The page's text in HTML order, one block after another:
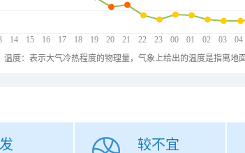
14 15 16 17 18 19 20 21 22 23 00 01 02 03 04
温度：表示大气冷热程度的物理量，气象上给出的温度是指离地
较不宜